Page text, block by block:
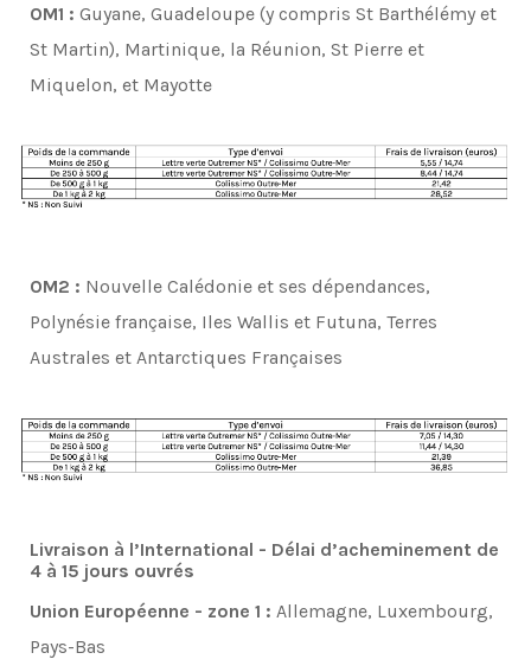
OM1 : Guyane, Guadeloupe (y compris St Barthélémy et
St Martin), Martinique, la Réunion, St Pierre et
Miquelon, et Mayotte
OM2 : Nouvelle Calédonie et ses dépendances,
Polynésie française, Iles Wallis et Futuna, Terres
Australes et Antarctiques Françaises
Livraison à l’International - Délai d’acheminement de
4 à 15 jours ouvrés
Union Européenne - zone 1 : Allemagne, Luxembourg,
Pays-Bas